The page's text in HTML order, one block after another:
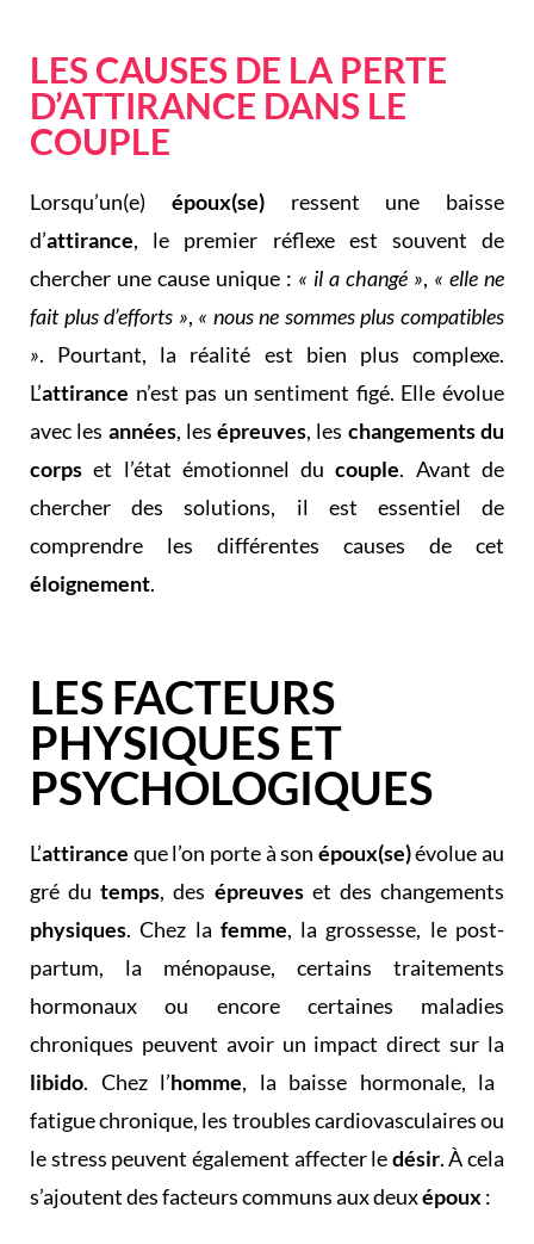
LES CAUSES DE LA PERTE
D’ATTIRANCE DANS LE
COUPLE
Lorsqu’un(e) époux(se)ressent une baisse
d’attirance, le premier réflexe est souvent de
chercher une cause unique : « il a changé », « elle ne
fait plus d’efforts », « nous ne sommes plus compatibles
». Pourtant, la réalité est bien plus complexe.
L’attirance n’est pas un sentiment figé. Elle évolue
avec les années, les épreuves, les changements du
corps et l’état émotionnel ducouple. Avant de
chercher des solutions, il est essentiel de
comprendre les différentes causes de cet
éloignement.
LES FACTEURS
PHYSIQUES ET
PSYCHOLOGIQUES
L’attirance que l’on porte à son époux(se)évolue au
gré dutemps, des épreuveset des changements
physiques. Chez la femme, la grossesse, le post-
partum, la ménopause, certains traitements
hormonaux ou encore certaines maladies
chroniques peuvent avoir un impact direct sur la
libido. Chez l’homme, la baisse hormonale, la
fatigue chronique, les troubles cardiovasculaires ou
le stress peuvent également affecter ledésir. À cela
s’ajoutent des facteurs communs aux deuxépoux: